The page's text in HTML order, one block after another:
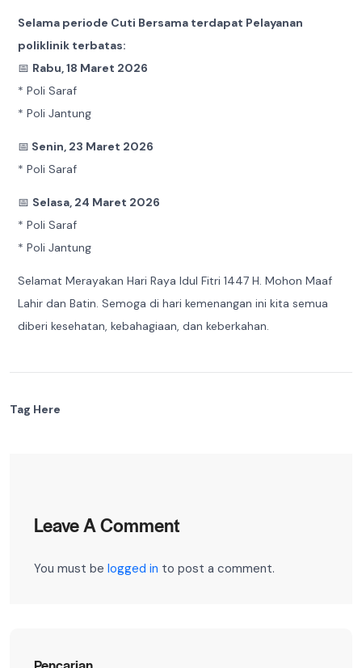
Selama periode Cuti Bersama terdapat Pelayanan
poliklinik terbatas:
📅 Rabu, 18 Maret 2026
* Poli Saraf
* Poli Jantung
📅 Senin, 23 Maret 2026
* Poli Saraf
📅 Selasa, 24 Maret 2026
* Poli Saraf
* Poli Jantung
Selamat Merayakan Hari Raya Idul Fitri 1447 H. Mohon Maaf
Lahir dan Batin. Semoga di hari kemenangan ini kita semua
diberi kesehatan, kebahagiaan, dan keberkahan.
Tag Here
Leave A Comment
You must be logged in to post a comment.